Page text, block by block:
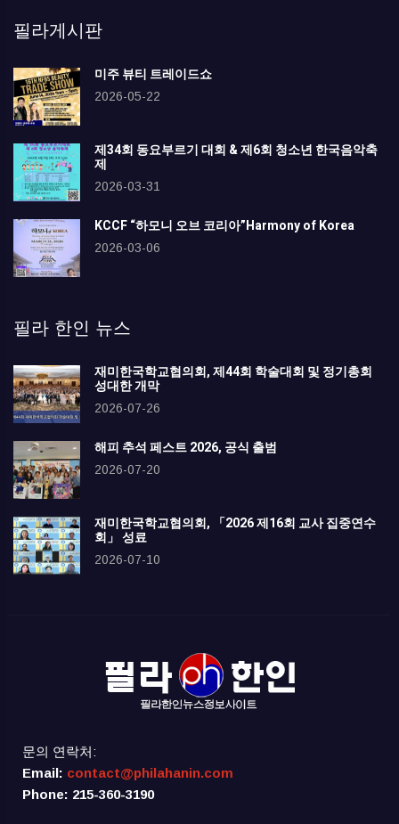
필라게시판
미주 뷰티 트레이드쇼
2026-05-22
제34회 동요부르기 대회 & 제6회 청소년 한국음악축
제
2026-03-31
KCCF “하모니 오브 코리아”Harmony of Korea
2026-03-06
필라 한인 뉴스
재미한국학교협의회, 제44회 학술대회 및 정기총회
성대한 개막
2026-07-26
해피 추석 페스트 2026, 공식 출범
2026-07-20
재미한국학교협의회, 「2026 제16회 교사 집중연수
회」 성료
2026-07-10
문의 연락처:
Email: contact@philahanin.com
Phone: 215-360-3190